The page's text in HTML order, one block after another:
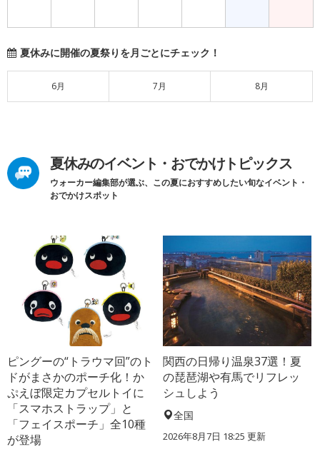
夏休みに開催の夏祭りを月ごとにチェック！
6月 7月 8月
夏休みのイベント・おでかけトピックス
ウォーカー編集部が選ぶ、この夏におすすめしたい旬なイベント・
おでかけスポット
ピングーの“トラウマ回”のト
ドがまさかのポーチ化！か
ぷえぼ限定カプセルトイに
「スマホストラップ」と
「フェイスポーチ」全10種
が登場
関西の日帰り温泉37選！夏
の琵琶湖や有馬でリフレッ
シュしよう
全国
2026年8月7日 18:25 更新